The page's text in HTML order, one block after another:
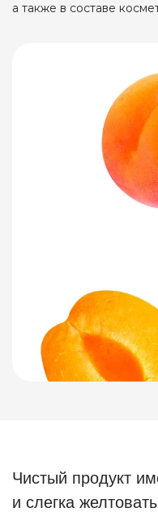
а также в составе
Чистый продукт
и слегка